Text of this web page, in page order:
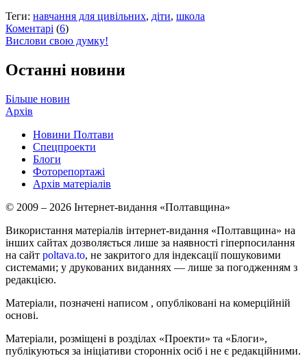
Теги: навчання для цивільних, діти, школа
Коментарі (6)
Вислови свою думку!
Останні новини
Більше новин
Архів
Новини Полтави
Спецпроекти
Блоги
Фоторепортажі
Архів матеріалів
© 2009 – 2026 Інтернет-видання «Полтавщина»
Використання матеріалів інтернет-видання «Полтавщина» на
інших сайтах дозволяється лише за наявності гіперпосилання
на сайт poltava.to, не закритого для індексації пошуковими
системами; у друкованих виданнях — лише за погодженням з
редакцією.
Матеріали, позначені написом , опубліковані на комерційній
основі.
Матеріали, розміщені в розділах «Проекти» та «Блоги»,
публікуються за ініціативи сторонніх осіб і не є редакційними.